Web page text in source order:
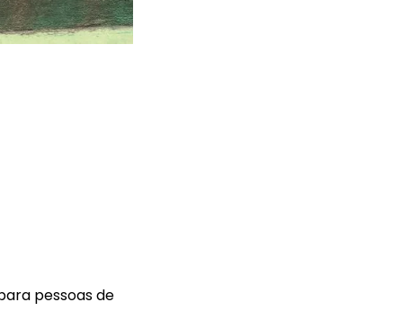
pessoas de